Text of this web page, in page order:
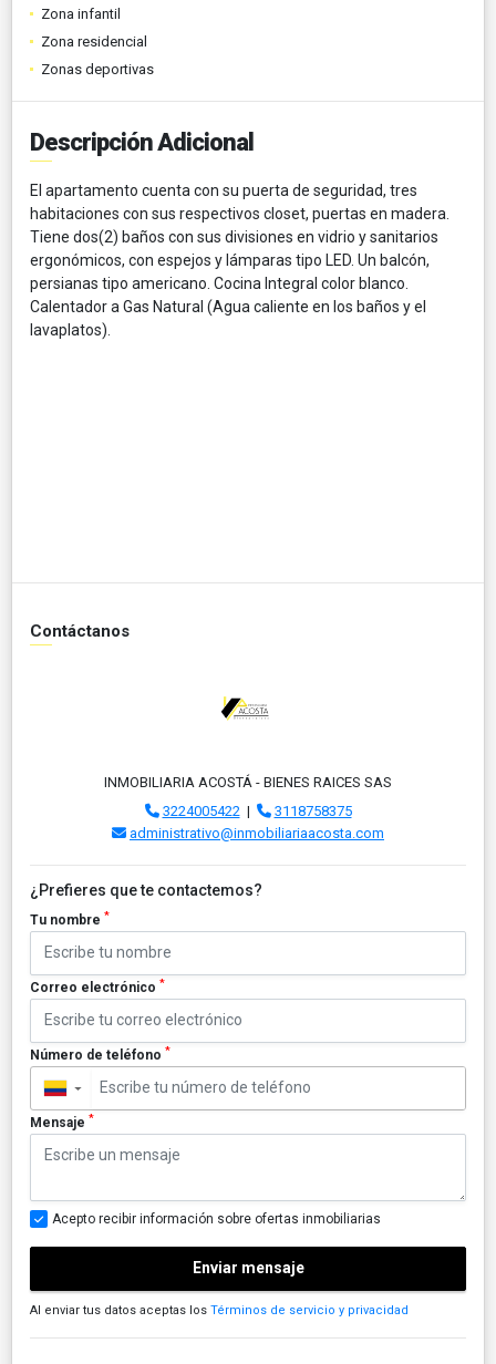
Zona infantil
Zona residencial
Zonas deportivas
Descripción Adicional
El apartamento cuenta con su puerta de seguridad, tres
habitaciones con sus respectivos closet, puertas en madera.
Tiene dos(2) baños con sus divisiones en vidrio y sanitarios
ergonómicos, con espejos y lámparas tipo LED. Un balcón,
persianas tipo americano. Cocina Integral color blanco.
Calentador a Gas Natural (Agua caliente en los baños y el
lavaplatos).
Contáctanos
INMOBILIARIA ACOSTÁ - BIENES RAICES SAS
3224005422 |
3118758375
administrativo@inmobiliariaacosta.com
¿Prefieres que te contactemos?
Tu nombre *
Correo electrónico *
Número de teléfono *
▼
Mensaje *
Acepto recibir información sobre ofertas inmobiliarias
Enviar mensaje
Al enviar tus datos aceptas los Términos de servicio y privacidad